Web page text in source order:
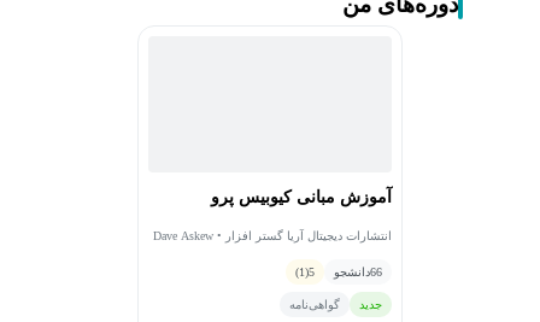
آموزش مبانی کیوبیس پرو
انتشارات دیجیتال آریا گستر افزار • Dave Askew
66دانشجو 5
(1)
جدید گواهی‌نامه